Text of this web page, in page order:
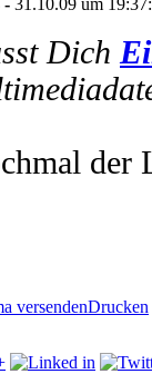
- 31.10.09 um
Dich
der
versendenDrucken